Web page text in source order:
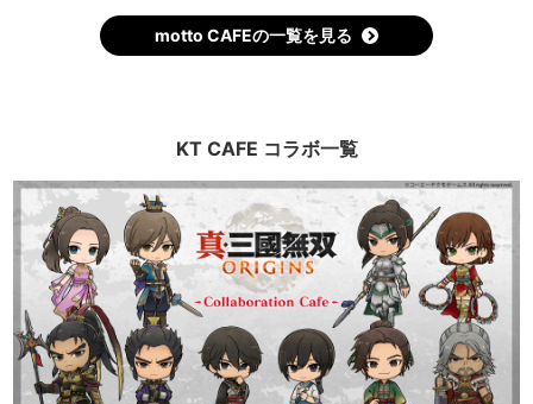
motto CAFEの一覧を見る
KT CAFE コラボ一覧